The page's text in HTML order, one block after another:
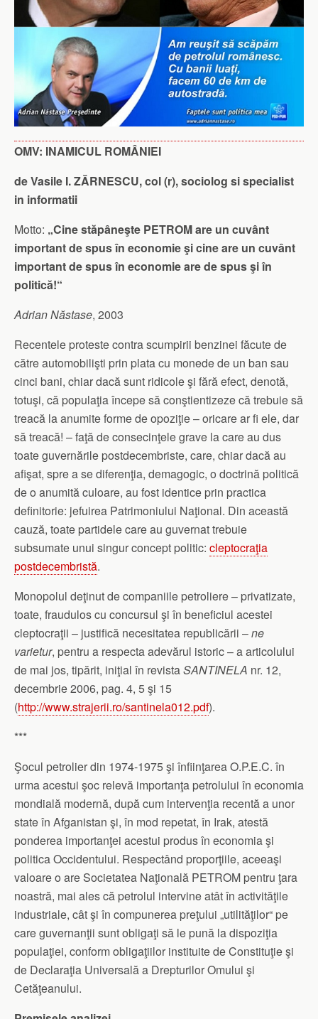
OMV: INAMICUL ROMÂNIEI
de Vasile I. ZĂRNESCU, col (r), sociolog si specialist
in informatii
Motto: „Cine stăpâneşte PETROM are un cuvânt
important de spus în economie şi cine are un cuvânt
important de spus în economie are de spus şi în
politică!“
Adrian Năstase, 2003
Recentele proteste contra scumpirii benzinei făcute de
către automobilişti prin plata cu monede de un ban sau
cinci bani, chiar dacă sunt ridicole şi fără efect, denotă,
totuşi, că populaţia începe să conştientizeze că trebuie să
treacă la anumite forme de opoziţie – oricare ar fi ele, dar
să treacă! – faţă de consecinţele grave la care au dus
toate guvernările postdecembriste, care, chiar dacă au
afişat, spre a se diferenţia, demagogic, o doctrină politică
de o anumită culoare, au fost identice prin practica
definitorie: jefuirea Patrimoniului Naţional. Din această
cauză, toate partidele care au guvernat trebuie
subsumate unui singur concept politic: cleptocraţia
postdecembristă.
Monopolul deţinut de companiile petroliere – privatizate,
toate, fraudulos cu concursul şi în beneficiul acestei
cleptocraţii – justifică necesitatea republicării –ne
varietur, pentru a respecta adevărul istoric – a articolului
de mai jos, tipărit, iniţial în revistaSANTINELA nr. 12,
decembrie 2006, pag. 4, 5 şi 15
(http://www.strajerii.ro/santinela012.pdf).
***
Şocul petrolier din 1974-1975 şi înfiinţarea O.P.E.C. în
urma acestui şoc relevă importanţa petrolului în economia
mondială modernă, după cum intervenţia recentă a unor
state în Afganistan şi, în mod repetat, în Irak, atestă
ponderea importanţei acestui produs în economia şi
politica Occidentului. Respectând proporţiile, aceeaşi
valoare o are Societatea Naţională PETROM pentru ţara
noastră, mai ales că petrolul intervine atât în activităţile
industriale, cât şi în compunerea preţului „utilităţilor“ pe
care guvernanţii sunt obligaţi să le pună la dispoziţia
populaţiei, conform obligaţiilor instituite de Constituţie şi
de Declaraţia Universală a Drepturilor Omului şi
Cetăţeanului.